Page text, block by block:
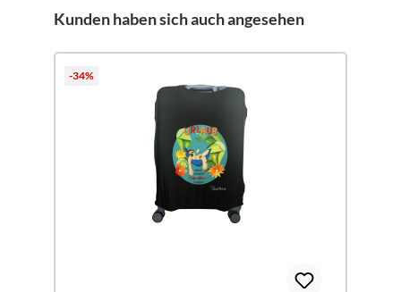
Produktgalerie überspringen
Kunden haben sich auch angesehen
-34%